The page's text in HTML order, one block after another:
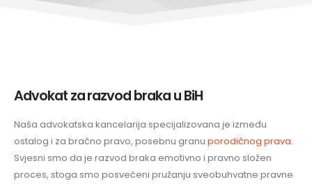
Advokat za razvod braka u BiH
Naša advokatska kancelarija specijalizovana je između
ostalog i za bračno pravo, posebnu granu porodičnog prava.
Svjesni smo da je razvod braka emotivno i pravno složen
proces, stoga smo posvećeni pružanju sveobuhvatne pravne